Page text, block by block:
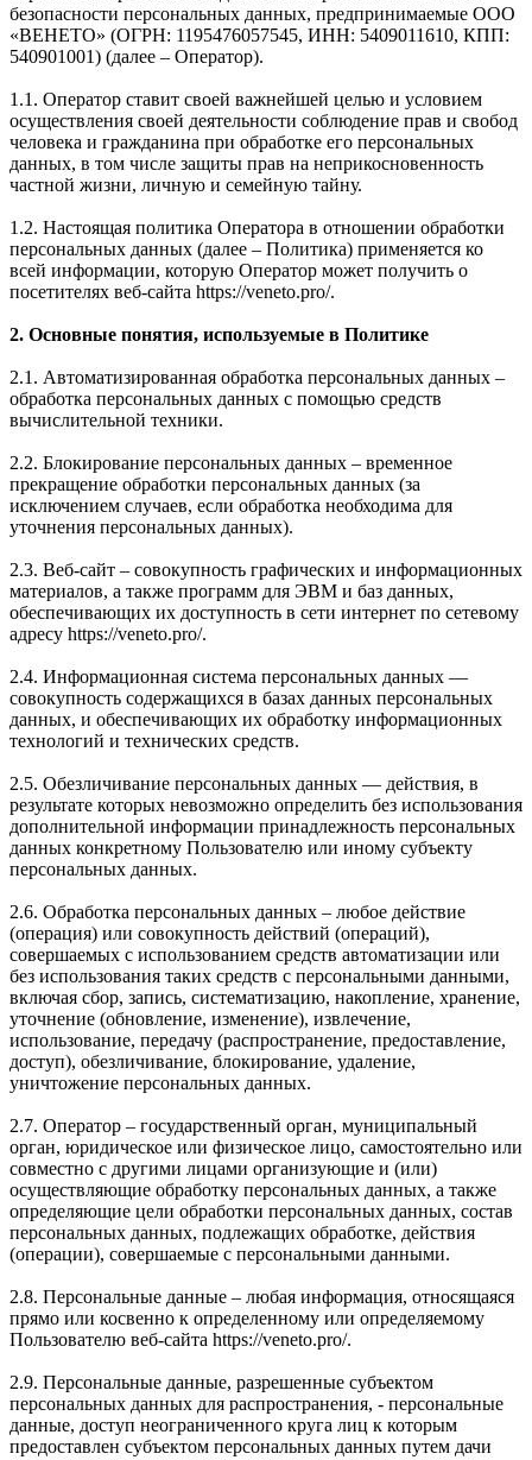
безопасности персональных данных, предпринимаемые ООО
«ВЕНЕТО» (ОГРН: 1195476057545, ИНН: 5409011610, КПП:
540901001) (далее – Оператор).
1.1. Оператор ставит своей важнейшей целью и условием
осуществления своей деятельности соблюдение прав и свобод
человека и гражданина при обработке его персональных
данных, в том числе защиты прав на неприкосновенность
частной жизни, личную и семейную тайну.
1.2. Настоящая политика Оператора в отношении обработки
персональных данных (далее – Политика) применяется ко
всей информации, которую Оператор может получить о
посетителях веб-сайта https://veneto.pro/.
2. Основные понятия, используемые в Политике
2.1. Автоматизированная обработка персональных данных –
обработка персональных данных с помощью средств
вычислительной техники.
2.2. Блокирование персональных данных – временное
прекращение обработки персональных данных (за
исключением случаев, если обработка необходима для
уточнения персональных данных).
2.3. Веб-сайт – совокупность графических и информационных
материалов, а также программ для ЭВМ и баз данных,
обеспечивающих их доступность в сети интернет по сетевому
адресу https://veneto.pro/.
2.4. Информационная система персональных данных —
совокупность содержащихся в базах данных персональных
данных, и обеспечивающих их обработку информационных
технологий и технических средств.
2.5. Обезличивание персональных данных — действия, в
результате которых невозможно определить без использования
дополнительной информации принадлежность персональных
данных конкретному Пользователю или иному субъекту
персональных данных.
2.6. Обработка персональных данных – любое действие
(операция) или совокупность действий (операций),
совершаемых с использованием средств автоматизации или
без использования таких средств с персональными данными,
включая сбор, запись, систематизацию, накопление, хранение,
уточнение (обновление, изменение), извлечение,
использование, передачу (распространение, предоставление,
доступ), обезличивание, блокирование, удаление,
уничтожение персональных данных.
2.7. Оператор – государственный орган, муниципальный
орган, юридическое или физическое лицо, самостоятельно или
совместно с другими лицами организующие и (или)
осуществляющие обработку персональных данных, а также
определяющие цели обработки персональных данных, состав
персональных данных, подлежащих обработке, действия
(операции), совершаемые с персональными данными.
2.8. Персональные данные – любая информация, относящаяся
прямо или косвенно к определенному или определяемому
Пользователю веб-сайта https://veneto.pro/.
2.9. Персональные данные, разрешенные субъектом
персональных данных для распространения, - персональные
данные, доступ неограниченного круга лиц к которым
предоставлен субъектом персональных данных путем дачи